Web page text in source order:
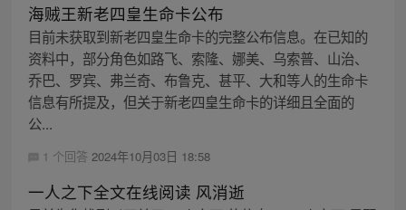
海贼王新老四皇生命卡公布
目前未获取到新老四皇生命卡的完整公布信息。在已知的
资料中，部分角色如路飞、索隆、娜美、乌索普、山治、
乔巴、罗宾、弗兰奇、布鲁克、甚平、大和等人的生命卡
信息有所提及，但关于新老四皇生命卡的详细且全面的
公...
1 个回答 2024年10月03日 18:58
一人之下全文在线阅读 风消逝